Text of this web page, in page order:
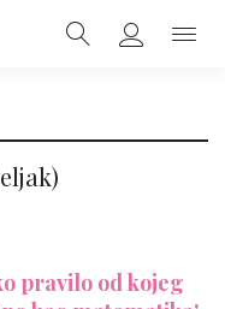
pravilo od kojeg